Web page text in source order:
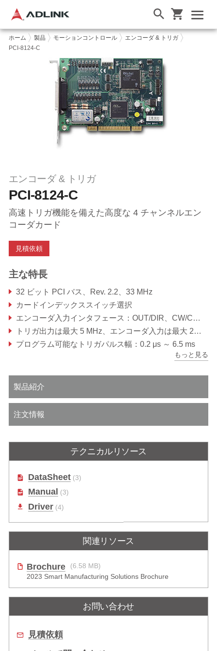
ホーム 製品 モーションコントロール
エンコーダ & トリガ
PCI-8124-C
エンコーダ & トリガ
PCI-8124-C
高速トリガ機能を備えた高度な 4 チャンネルエン
コーダカード
見積依頼
主な特長
32 ビット PCI バス、Rev. 2.2、33 MHz
カードインデックススイッチ選択
エンコーダ入力インタフェース：OUT/DIR、CW/CCW、1x、2x、4x、A/B 位相
トリガ出力は最大 5 MHz、エンコーダ入力は最大 20 MHz
プログラム可能なトリガパルス幅：0.2 μs ～ 6.5 ms
もっと見る
製品紹介
注文情報
テクニカルリソース
DataSheet(3)
Manual (3)
Driver(4)
関連リソース
Brochure
(6.58 MB)
2023 Smart Manufacturing Solutions Brochure
お問い合わせ
見積依頼